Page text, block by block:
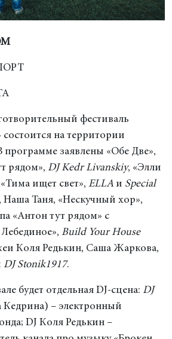
фестиваль
на территории
программе заявлены «Обе Две»,
рядом», DJ Kedr Livanskiy, «Элли
ищет свет», ELLA и Special
Таня, «Нескучный хор»,
«Антон тут рядом» с
Build Your House
Коля Редькин, Саша Жаркова,
DJ Stonik1917.
будет отдельная DJ-сцена: DJ
– электронный
DJ Коля Редькин –